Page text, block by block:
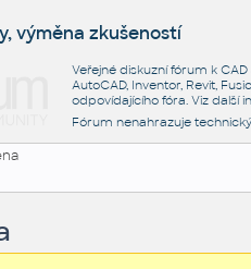
výměna zkušeností
Veřejné diskuzní fórum k
AutoCAD, Inventor, Revit,
odpovídajícího fóra. Viz další
Fórum nenahrazuje